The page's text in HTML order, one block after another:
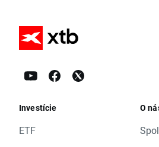
Investície
ETF
O